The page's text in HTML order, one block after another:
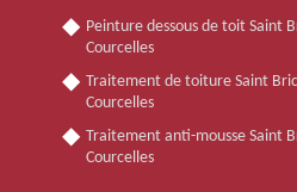
Peinture dessous de toit Saint
Courcelles
Traitement de toiture Saint
Courcelles
Traitement anti-mousse Saint
Courcelles